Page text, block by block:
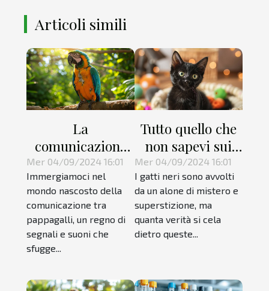
Articoli simili
La
comunicazione
segreta dei
pappagalli
Mer 04/09/2024 16:01
Immergiamoci nel
mondo nascosto della
comunicazione tra
pappagalli, un regno di
segnali e suoni che
sfugge...
Tutto quello che
non sapevi sui
gatti neri
Mer 04/09/2024 16:01
I gatti neri sono avvolti
da un alone di mistero e
superstizione, ma
quanta verità si cela
dietro queste...